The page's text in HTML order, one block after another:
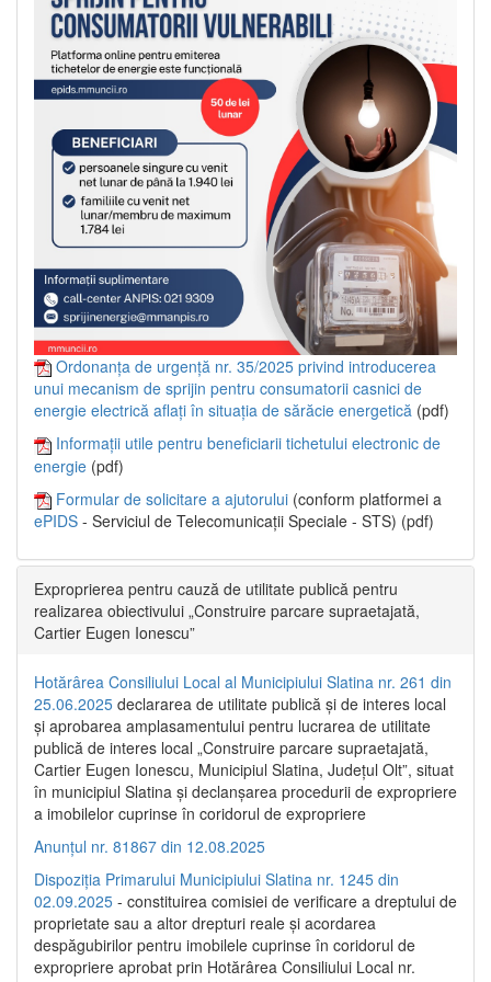
Ordonanța de urgență nr. 35/2025 privind introducerea
unui mecanism de sprijin pentru consumatorii casnici de
energie electrică aflați în situația de sărăcie energetică (pdf)
Informații utile pentru beneficiarii tichetului electronic de
energie (pdf)
Formular de solicitare a ajutorului (conform platformei a
ePIDS - Serviciul de Telecomunicații Speciale - STS) (pdf)
Exproprierea pentru cauză de utilitate publică pentru
realizarea obiectivului „Construire parcare supraetajată,
Cartier Eugen Ionescu”
Hotărârea Consiliului Local al Municipiului Slatina nr. 261 din
25.06.2025 declararea de utilitate publică și de interes local
și aprobarea amplasamentului pentru lucrarea de utilitate
publică de interes local „Construire parcare supraetajată,
Cartier Eugen Ionescu, Municipiul Slatina, Județul Olt”, situat
în municipiul Slatina și declanșarea procedurii de expropriere
a imobilelor cuprinse în coridorul de expropriere
Anunțul nr. 81867 din 12.08.2025
Dispoziția Primarului Municipiului Slatina nr. 1245 din
02.09.2025 - constituirea comisiei de verificare a dreptului de
proprietate sau a altor drepturi reale și acordarea
despăgubirilor pentru imobilele cuprinse în coridorul de
expropriere aprobat prin Hotărârea Consiliului Local nr.